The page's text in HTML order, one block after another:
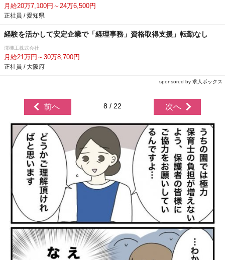
月給20万7,100円～24万6,500円
正社員 / 愛知県
経験を活かして安定企業で「経理事務」資格取得支援」転勤なし
澤機工株式会社
月給21万円～30万8,700円
正社員 / 大阪府
sponsored by 求人ボックス
前へ 8 / 22 次へ